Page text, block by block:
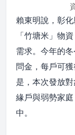
賴東明說，彰
「竹塘米」物
需求。今年的
問金，每戶可
是，本次發放
緣戶與弱勢家
中。